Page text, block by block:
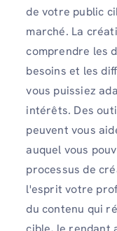
de votre public
marché. La
comprendre les
besoins et les
vous puissiez
intérêts. Des
peuvent vous
auquel vous
processus de
l'esprit votre
du contenu qui